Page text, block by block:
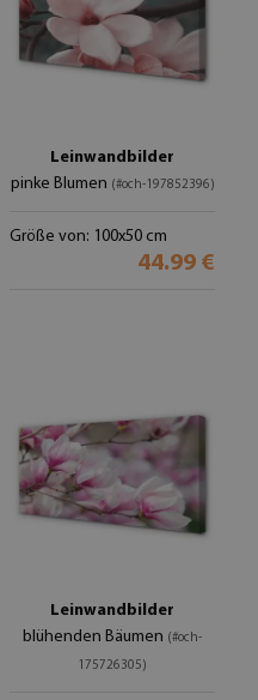
Leinwandbilder
pinke Blumen (#och-197852396)
Größe von: 100x50 cm
44.99 €
Leinwandbilder
blühenden Bäumen (#och-
175726305)